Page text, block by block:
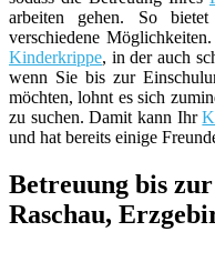
arbeiten gehen. So
verschiedene
Kinderkrippe, in der auch
wenn Sie bis zur
möchten, lohnt es sich
zu suchen. Damit kann Ihr
und hat bereits einige
Betreuung bis
Raschau,